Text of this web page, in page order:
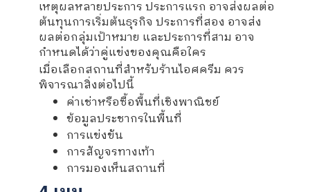
เหตุผลหลายประการ ประการแรก อาจส่งผลต่อ
ต้นทุนการเริ่มต้นธุรกิจ ประการที่สอง อาจส่ง
ผลต่อกลุ่มเป้าหมาย และประการที่สาม อาจ
กำหนดได้ว่าคู่แข่งของคุณคือใคร
เมื่อเลือกสถานที่สำหรับร้านไอศครีม ควร
พิจารณาสิ่งต่อไปนี้
ค่าเช่าหรือซื้อพื้นที่เชิงพาณิชย์
ข้อมูลประชากรในพื้นที่
การแข่งขัน
การสัญจรทางเท้า
การมองเห็นสถานที่